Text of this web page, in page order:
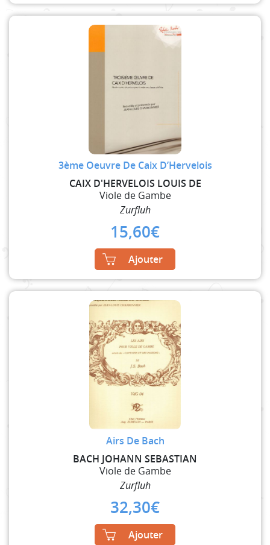
3ème Oeuvre De Caix D’Hervelois
CAIX D'HERVELOIS LOUIS DE
Viole de Gambe
Zurfluh
15,60€
Ajouter
Airs De Bach
BACH JOHANN SEBASTIAN
Viole de Gambe
Zurfluh
32,30€
Ajouter